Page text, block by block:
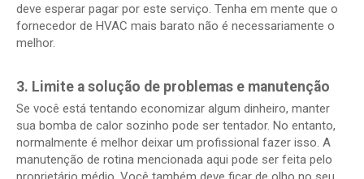
deve esperar pagar por este serviço. Tenha em mente que o
fornecedor de HVAC mais barato não é necessariamente o
melhor.
3. Limite a solução de problemas e manutenção
Se você está tentando economizar algum dinheiro, manter
sua bomba de calor sozinho pode ser tentador. No entanto,
normalmente é melhor deixar um profissional fazer isso. A
manutenção de rotina mencionada aqui pode ser feita pelo